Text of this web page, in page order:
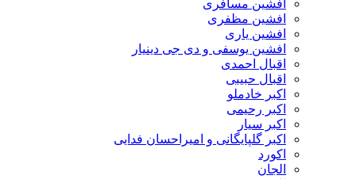
افشین مسافری
افشین مظفری
افشین یاری
افشین یوسفی و دی جی دینیار
اقبال احمدی
اقبال حبیبی
اکبر خادملو
اکبر رحیمی
اکبر سیار
اکبر گلپایگانی و امیراحسان فدایی
اکورد
الجان